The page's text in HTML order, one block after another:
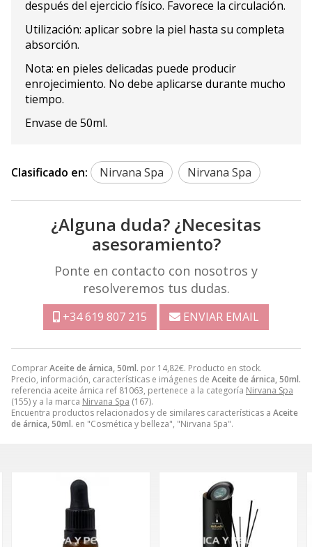
ComprarAceite de árnica, 50ml. por 14,82€. Producto en stock.
Precio, información, características e imágenes de Aceite de árnica, 50ml.
referencia aceite árnica ref 81063, pertenece a la categoría Nirvana Spa
(155) y a la marca Nirvana Spa (167).
Encuentra productos relacionados y de similares características a Aceite
de árnica, 50ml. en "Cosmética y belleza", "Nirvana Spa".
después del ejercicio físico. Favorece la circulación.
Utilización: aplicar sobre la piel hasta su completa
absorción.
Nota: en pieles delicadas puede producir
enrojecimiento. No debe aplicarse durante mucho
tiempo.
Envase de 50ml.
Clasificado en: Nirvana Spa Nirvana Spa
¿Alguna duda? ¿Necesitas
asesoramiento?
Ponte en contacto con nosotros y
resolveremos tus dudas.
+34 619 807 215 ENVIAR EMAIL